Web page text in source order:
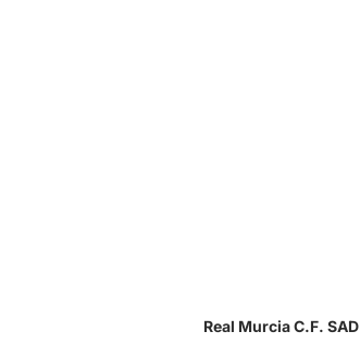
Real Murcia C.F. SAD